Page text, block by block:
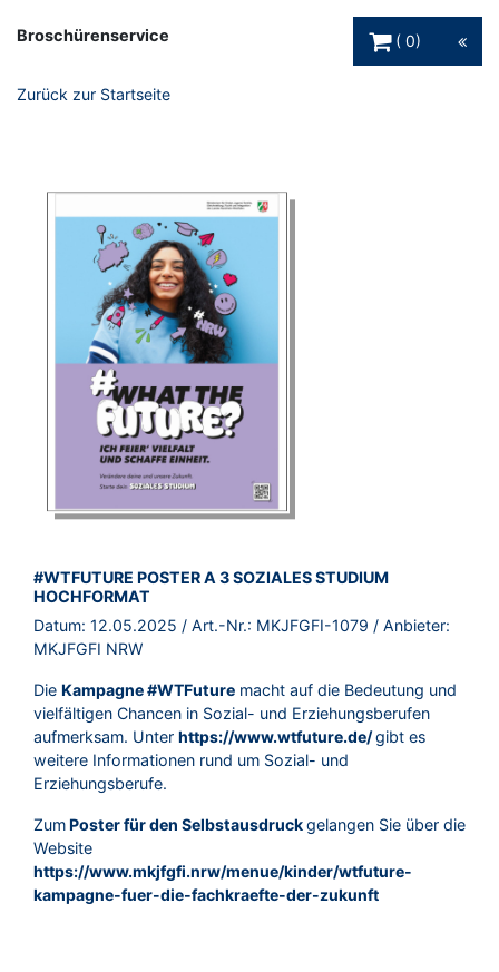
Broschürenservice
0
Zurück zur Startseite
BROSCHÜRE:
#WTFUTURE POSTER A 3 SOZIALES STUDIUM
HOCHFORMAT
Datum: 12.05.2025 / Art.-Nr.: MKJFGFI-1079 / Anbieter:
MKJFGFI NRW
Die Kampagne #WTFuture macht auf die Bedeutung und
vielfältigen Chancen in Sozial- und Erziehungsberufen
aufmerksam. Unter https://www.wtfuture.de/gibt es
weitere Informationen rund um Sozial- und
Erziehungsberufe.
ZumPoster für den Selbstausdruckgelangen Sie über die
Website
https://www.mkjfgfi.nrw/menue/kinder/wtfuture-
kampagne-fuer-die-fachkraefte-der-zukunft